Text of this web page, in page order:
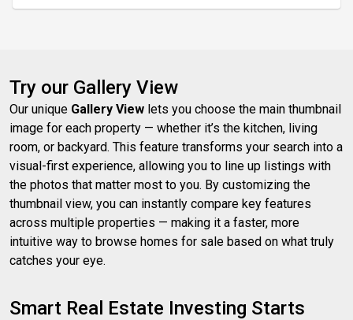
Try our Gallery View
Our unique Gallery View lets you choose the main thumbnail
image for each property — whether it’s the kitchen, living
room, or backyard. This feature transforms your search into a
visual-first experience, allowing you to line up listings with
the photos that matter most to you. By customizing the
thumbnail view, you can instantly compare key features
across multiple properties — making it a faster, more
intuitive way to browse homes for sale based on what truly
catches your eye.
Smart Real Estate Investing Starts